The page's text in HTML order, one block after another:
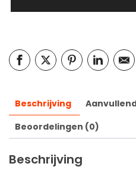
Beschrijving
Beoordelingen (0)
Beschrijving